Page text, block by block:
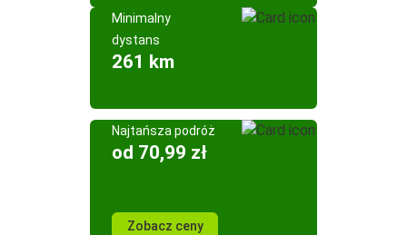
Minimalny
dystans
261 km
Najtańsza podróż
od 70,99 zł
Zobacz ceny